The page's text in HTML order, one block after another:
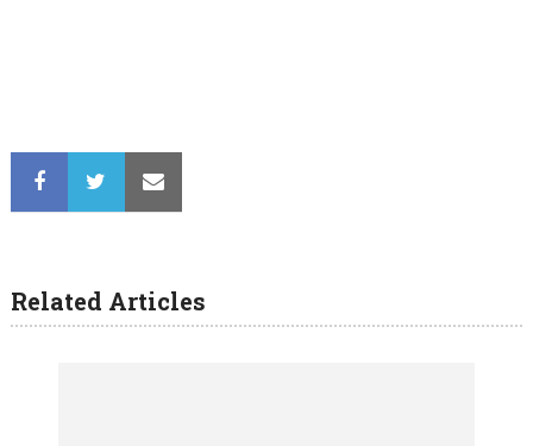
Related Articles